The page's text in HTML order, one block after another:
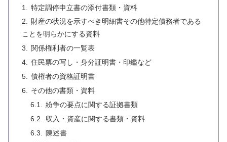
特定調停申立書の添付書類・資料
財産の状況を示すべき明細書その他特定債務者である
ことを明らかにする資料
関係権利者の一覧表
住民票の写し・身分証明書・印鑑など
債権者の資格証明書
その他の書類・資料
紛争の要点に関する証拠書類
収入・資産に関する書類・資料
陳述書